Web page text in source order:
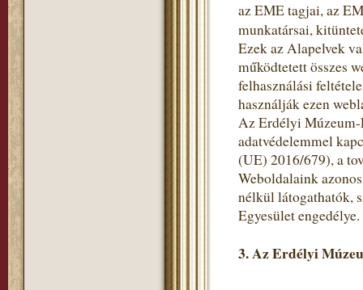
az EME tagjai, az
munkatársai,
Ezek az Alapelvek
működtetett összes
felhasználási
használják ezen
Az Erdélyi Múzeum-
adatvédelemmel
(UE) 2016/679), a
Weboldalaink
nélkül látogathatók,
Egyesület engedélye.
3. Az Erdélyi